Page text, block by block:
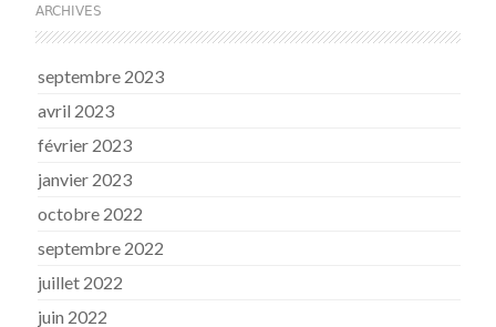
ARCHIVES
septembre 2023
avril 2023
février 2023
janvier 2023
octobre 2022
septembre 2022
juillet 2022
juin 2022